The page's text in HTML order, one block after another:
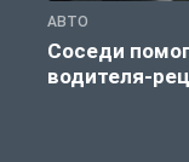
АВТО
Соседи
водителя-